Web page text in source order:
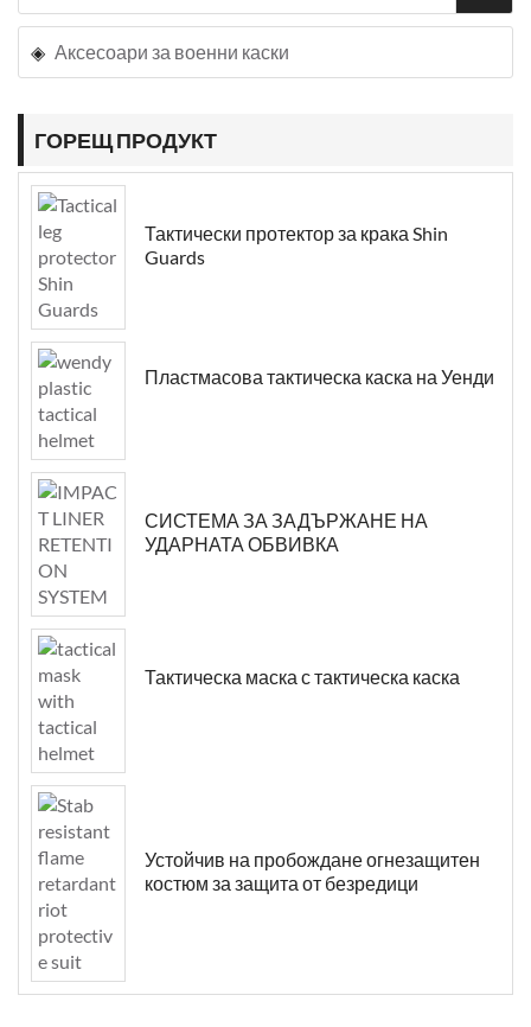
Аксесоари за военни каски
ГОРЕЩ ПРОДУКТ
Тактически протектор за крака Shin
Guards
Пластмасова тактическа каска на Уенди
СИСТЕМА ЗА ЗАДЪРЖАНЕ НА
УДАРНАТА ОБВИВКА
Тактическа маска с тактическа каска
Устойчив на пробождане огнезащитен
костюм за защита от безредици